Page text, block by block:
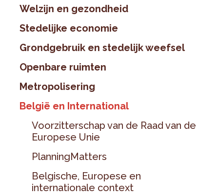
Welzijn en gezondheid
Stedelijke economie
Grondgebruik en stedelijk weefsel
Openbare ruimten
Metropolisering
België en International
Voorzitterschap van de Raad van de
Europese Unie
PlanningMatters
Belgische, Europese en
internationale context